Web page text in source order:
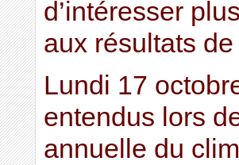
d’intéresser
aux résultats
Lundi 17
entendus lors
annuelle du